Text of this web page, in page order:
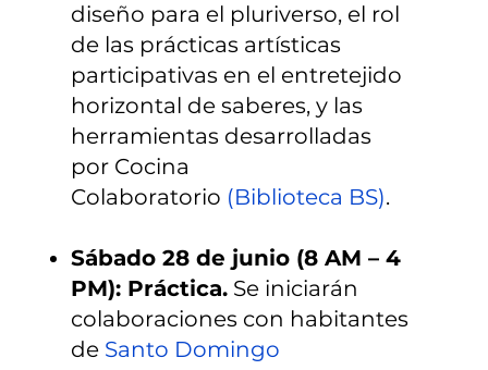
diseño para el pluriverso, el rol
de las prácticas artísticas
participativas en el entretejido
horizontal de saberes, y las
herramientas desarrolladas
por Cocina
Colaboratorio (Biblioteca BS).
Sábado 28 de junio (8 AM – 4
PM): Práctica. Se iniciarán
colaboraciones con habitantes
de Santo Domingo